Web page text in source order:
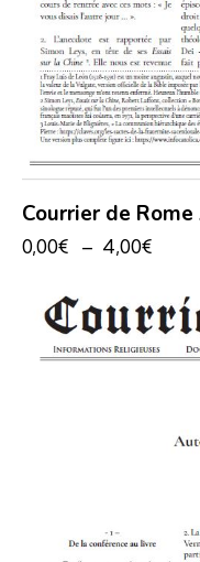
Courrier de
0,00€ – 4,00€